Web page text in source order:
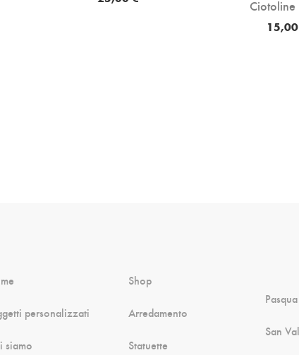
Ciotoline
personalizzati
siamo
Shop
Arredamento
Statuette
Pasqua
San